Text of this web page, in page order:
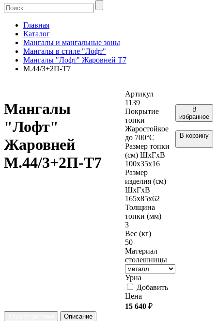
Главная
Каталог
Мангалы и мангальные зоны
Мангалы в стиле "Лофт"
Мангалы "Лофт" Жаровней Т7
М.44/3+2П-Т7
Мангалы
"Лофт"
Жаровней
М.44/3+2П-Т7
Артикул
1139
Покрытие
топки
Жаростойкое
до 700°С
Размер топки
(см) ШхГхВ
100х35х16
Размер
изделия (см)
ШхГхВ
165х85х62
Толщина
топки (мм)
3
Вес (кг)
50
Материал
столешницы
Урна
Добавить
Цена
15 640 ₽
В
избранное
В корзину
Описание